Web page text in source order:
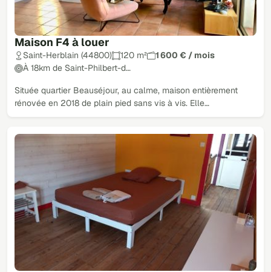
Maison F4 à louer
Saint-Herblain (44800) 120 m²
1 600 € / mois
À 18km de Saint-Philbert-d…
Située quartier Beauséjour, au calme, maison entièrement
rénovée en 2018 de plain pied sans vis à vis. Elle…